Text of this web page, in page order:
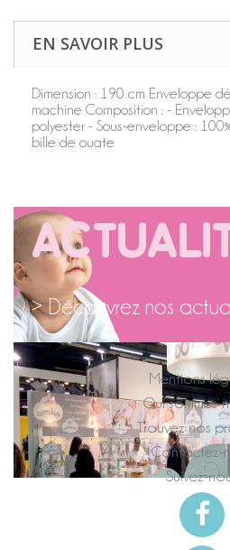
EN SAVOIR PLUS
Dimension : 190 cm Enveloppe
machine Composition : -
polyester - Sous-enveloppe :
bille de ouate
> Découvrez nos
Mentions
Qui sommes-
Trouvez nos
Contactez-
Suivez-